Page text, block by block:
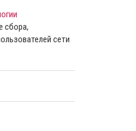
сбора,
сети